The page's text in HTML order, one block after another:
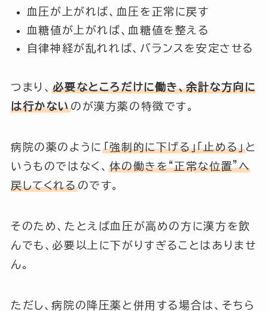
血圧が上がれば、血圧を正常に戻す
血糖値が上がれば、血糖値を整える
自律神経が乱れれば、バランスを安定させる
つまり、必要なところだけに働き、余計な方向に
は行かないのが漢方薬の特徴です。
病院の薬のように 「強制的に下げる」「止める」と
いうものではなく、体の働きを“正常な位置”へ
戻してくれるのです。
そのため、たとえば血圧が高めの方に漢方を飲
んでも、必要以上に下がりすぎることはありませ
ん。
ただし、病院の降圧薬と併用する場合は、そちら